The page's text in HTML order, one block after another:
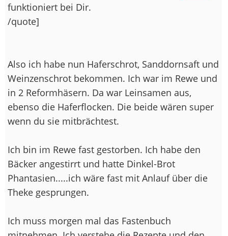
funktioniert bei Dir.
/quote]
Also ich habe nun Haferschrot, Sanddornsaft und
Weinzenschrot bekommen. Ich war im Rewe und
in 2 Reformhäsern. Da war Leinsamen aus,
ebenso die Haferflocken. Die beide wären super
wenn du sie mitbrächtest.
Ich bin im Rewe fast gestorben. Ich habe den
Bäcker angestirrt und hatte Dinkel-Brot
Phantasien.....ich wäre fast mit Anlauf über die
Theke gesprungen.
Ich muss morgen mal das Fastenbuch